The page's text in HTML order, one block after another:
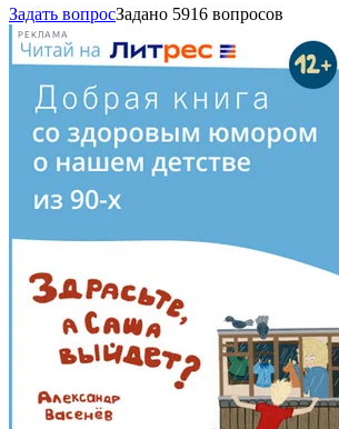
Задать вопросЗадано 5916 вопросов
РЕКЛАМА